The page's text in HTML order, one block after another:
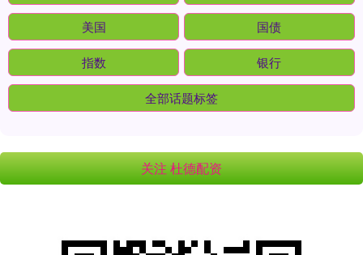
美国 国债
指数 银行
全部话题标签
关注 杜德配资